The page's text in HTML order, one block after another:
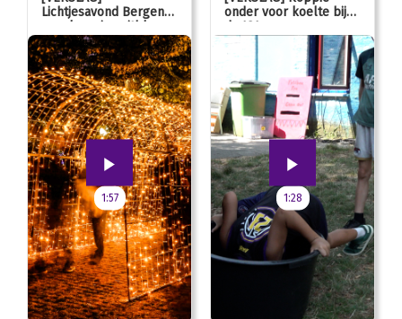
Lichtjesavond Bergen
mag kaarsjes uitblazen:
100 jarig jubileum!
1:57
onder voor koelte bij
de JOL
1:28